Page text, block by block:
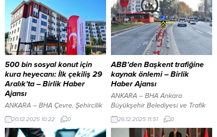
Meclisi Edebiyat Alt Çalışma
Grubu’nun kenti kültür, sanat ve
edebiyatın da başkenti yapmak
amacıyla geçtiğimiz günlerde
hayata geçirdiği “Kitaplık
Söyleşileri” serisinin ikincisi
gerçekleştirildi. Her ay bir edebi
eser üzerine söyleşi düzenleme
konseptiyle hazırlanan serinin
ikincisinde ise Antoine de Saint-
Exupery’in Küçük Prens...
Limanı, İstanbul ve Antalya
Havalimanlarında gerçekleştirilen
operasyonlarda; toplam piyasa
değeri 1 milyar 697 milyon TL
olan uyuşturucu maddeler
yakalandı. Ele geçirilen
uyuşturucuların tamamının imha
edildiği bildirildi. YAZI ARASI
REKLAM ALANI Operasyonlar
kapsamında 378,9 kilogram
esrar,...
500 bin sosyal konut için
kura heyecanı: İlk çekiliş 29
Aralık’ta – Birlik Haber
Ajansı
ANKARA – BHA Çevre, Şehircilik
ve İklim Değişikliği Bakanlığı
koordinasyonunda yürütülen ve
81 ilde toplam 500 bin sosyal
20.12.2025 10:22 0
ABB’den Başkent trafiğine
kaynak önlemi – Birlik
Haber Ajansı
ANKARA – BHA Ankara
Büyükşehir Belediyesi ve Trafik
Şube Müdürlüğü’nün ortak
çalışmasıyla kent genelinde
belirlenen 35 noktada delinatör
26.12.2025 11:51 0